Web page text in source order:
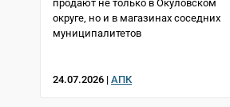
продают не только в Окуловском
округе, но и в магазинах соседних
муниципалитетов
24.07.2026 | АПК